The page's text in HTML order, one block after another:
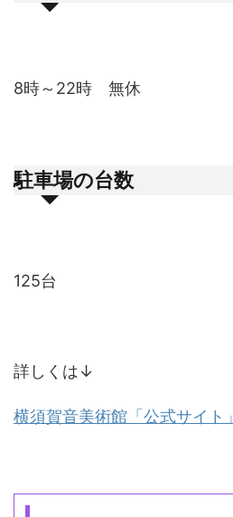
8時～22時 無休
駐車場の台数
125台
詳しくは↓
横須賀音美術館「公式サイト」